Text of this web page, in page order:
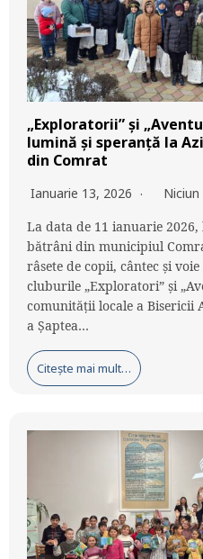
„Exploratorii” și
lumină și speranță la
din Comrat
Ianuarie 13, 2026
La data de 11 ianuarie
bătrâni din municipiul
râsete de copii, cântec și
cluburile „Exploratori” și
comunității locale a Bisericii
a Șaptea…
Citește mai mult…